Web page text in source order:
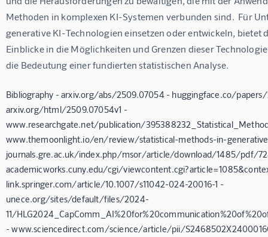
Methoden in komplexen KI-Systemen verbunden sind.  Für
generative KI-Technologien einsetzen oder entwickeln, bietet
Einblicke in die Möglichkeiten und Grenzen dieser
die Bedeutung einer fundierten statistischen Analyse.
Bibliography - arxiv.org/abs/2509.07054 - huggingface.co/
arxiv.org/html/2509.07054v1 -
www.researchgate.net/publication/
www.themoonlight.io/en/review/statistical-methods-in-
journals.gre.ac.uk/index.php/msor/article/download/1485/pdf/
academicworks.cuny.edu/cgi/
link.springer.com/article/10.1007/s11042-024-20016-1 -
unece.org/sites/default/files/2024-
11/
- www.sciencedirect.com/science/article/pii/